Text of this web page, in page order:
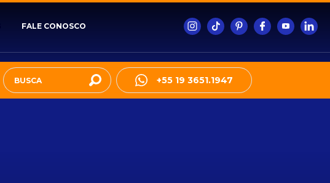
FALE CONOSCO
+55 19 3651.1947